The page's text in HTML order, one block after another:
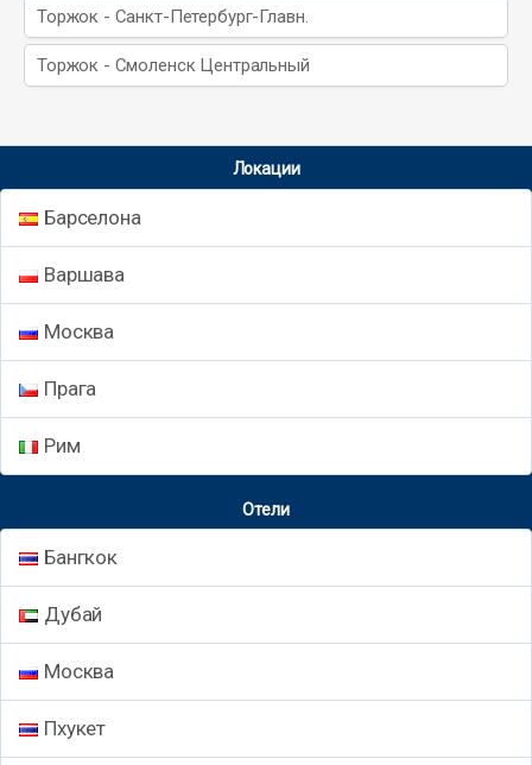
Торжок - Санкт-Петербург-Главн.
Торжок - Смоленск Центральный
Локации
Барселона
Варшава
Москва
Прага
Рим
Отели
Бангкок
Дубай
Москва
Пхукет